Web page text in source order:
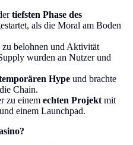
tiefsten Phase des
als die Moral am Boden
belohnen und Aktivität
wurden an Nutzer und
Hype und brachte
Chain.
zu einem echten Projekt mit
einem Launchpad.